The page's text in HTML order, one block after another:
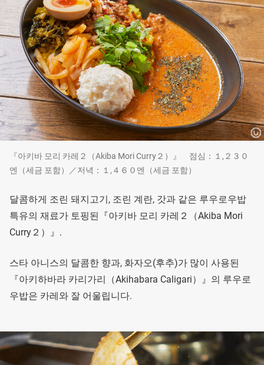
『아키바 모리 카레２（Akiba Mori Curry２）』 점심：１,２３０
엔（세금 포함）／저녁：１,４６０엔（세금 포함）
달콤하게 조린 돼지고기, 조린 계란, 갓과 같은 루우로우밥
특유의 재료가 토핑된『아키바 모리 카레２（Akiba Mori
Curry２）』.
스타 아니스의 달콤한 향과, 화자오(후추)가 많이 사용된
『아키하바라 카리가리（Akihabara Caligari）』의 루우로
우밥은 카레와 잘 어울립니다.